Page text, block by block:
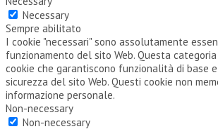
Necessary
Sempre abilitato
I cookie "necessari" sono assolutamente
funzionamento del sito Web. Questa
cookie che garantiscono funzionalità di base
sicurezza del sito Web. Questi cookie non
informazione personale.
Non-necessary
Non-necessary